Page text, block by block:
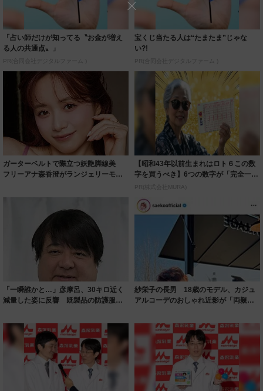
「占い師だけが知ってる〝お金が増え
る人の共通点〟」
PR(合同会社デジタルファーム )
宝くじ当たる人は“たまたま”じゃな
い?!
PR(合同会社デジタルファーム )
ガーターベルトで際立つ妖艶脚線美
フリーアナ森香澄がランジェリーモデ
【昭和43年以前生まれはロト６この数
字を買うべき】6つの数字が「完全一
致」する方...
PR(株式会社MURA)
「一瞬誰かと…」彦摩呂、30キロ近く
減量した姿に反響 既製品の防護服が
紗栄子の長男 18歳のモデル、カジュ
アルコーデのおしゃれ近影が「両親の